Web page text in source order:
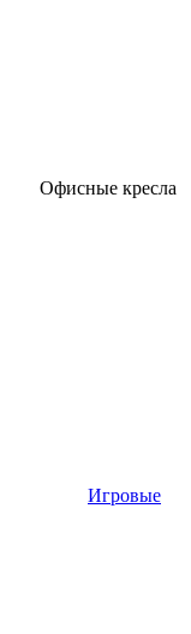
Офисные кресла
Игровые